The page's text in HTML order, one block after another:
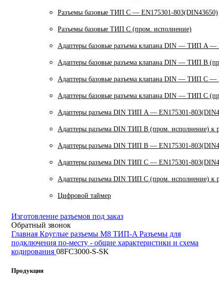
Разъемы базовые ТИП C — EN175301-803(DIN43650)
Разъемы базовые ТИП C (пром. исполнение)
Адаптеры базовые разъема клапана DIN — ТИП A —
Адаптеры базовые разъема клапана DIN — ТИП B
Адаптеры базовые разъема клапана DIN — ТИП C —
Адаптеры базовые разъема клапана DIN — ТИП C
Адаптеры разъема DIN ТИП A — EN175301-
Адаптеры разъема DIN ТИП B (пром. исполнение) к
Адаптеры разъема DIN ТИП B — EN175301-
Адаптеры разъема DIN ТИП C — EN175301-
Адаптеры разъема DIN ТИП C (пром. исполнение) к
Цифровой таймер
Изготовление разъемов под заказ
Обратный звонок
Главная Круглые разъемы M8 ТИП-A Разъемы для
подключения по-месту - общие характеристики и схема
кодирования 08FC3000-S-SK
Продукция